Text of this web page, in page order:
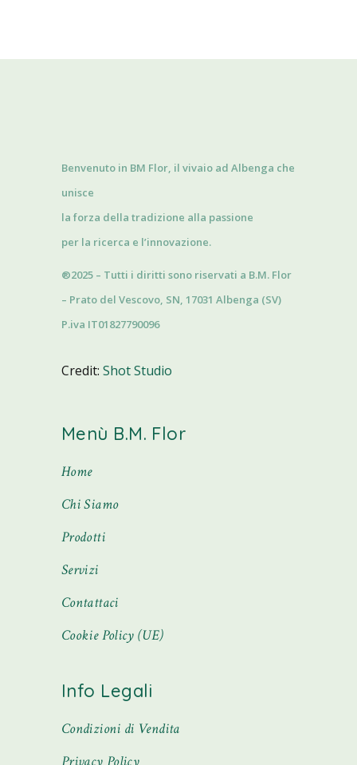
Benvenuto in BM Flor, il vivaio ad Albenga che
unisce
la forza della tradizione alla passione
per la ricerca e l’innovazione.
®2025 – Tutti i diritti sono riservati a B.M. Flor
– Prato del Vescovo, SN, 17031 Albenga (SV)
P.iva IT01827790096
Credit:Shot Studio
Menù B.M. Flor
Home
Chi Siamo
Prodotti
Servizi
Contattaci
Cookie Policy (UE)
Info Legali
Condizioni di Vendita
Privacy Policy